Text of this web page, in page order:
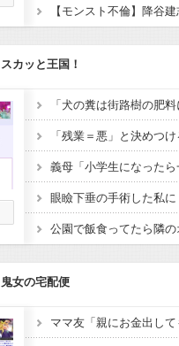
スカッと王国！
鬼女の宅配便